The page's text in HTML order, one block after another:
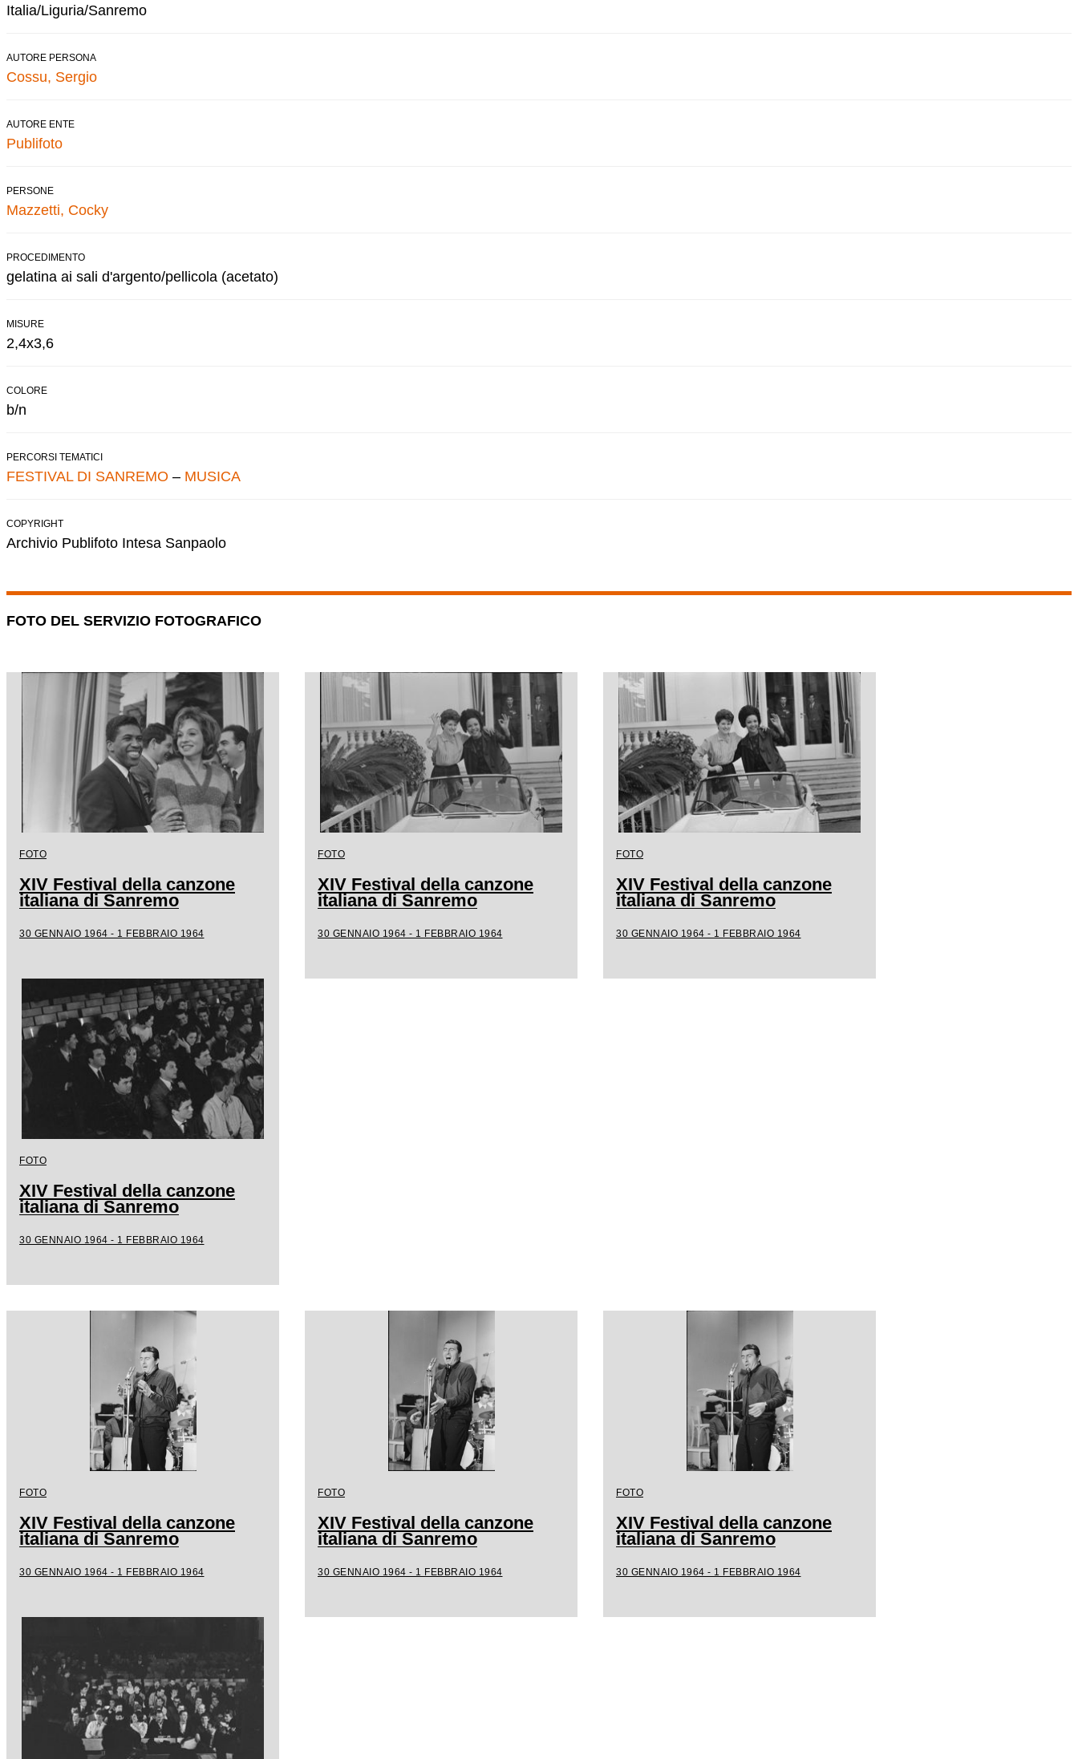
Italia/Liguria/Sanremo
AUTORE PERSONA
Cossu, Sergio
AUTORE ENTE
Publifoto
PERSONE
Mazzetti, Cocky
PROCEDIMENTO
gelatina ai sali d'argento/pellicola (acetato)
MISURE
2,4x3,6
COLORE
b/n
PERCORSI TEMATICI
FESTIVAL DI SANREMO – MUSICA
COPYRIGHT
Archivio Publifoto Intesa Sanpaolo
FOTO DEL SERVIZIO FOTOGRAFICO
FOTO
XIV Festival della canzone
italiana di Sanremo
30 GENNAIO 1964 - 1 FEBBRAIO 1964
FOTO
XIV Festival della canzone
italiana di Sanremo
30 GENNAIO 1964 - 1 FEBBRAIO 1964
FOTO
XIV Festival della canzone
italiana di Sanremo
30 GENNAIO 1964 - 1 FEBBRAIO 1964
FOTO
XIV Festival della canzone
italiana di Sanremo
30 GENNAIO 1964 - 1 FEBBRAIO 1964
FOTO
XIV Festival della canzone
italiana di Sanremo
30 GENNAIO 1964 - 1 FEBBRAIO 1964
FOTO
XIV Festival della canzone
italiana di Sanremo
30 GENNAIO 1964 - 1 FEBBRAIO 1964
FOTO
XIV Festival della canzone
italiana di Sanremo
30 GENNAIO 1964 - 1 FEBBRAIO 1964